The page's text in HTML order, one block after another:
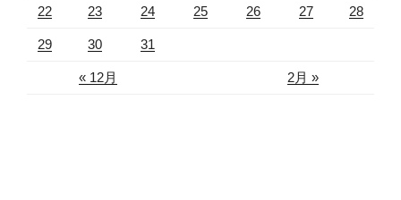
« 12月 2月 »
22 23 24 25 26 27 28
29 30 31